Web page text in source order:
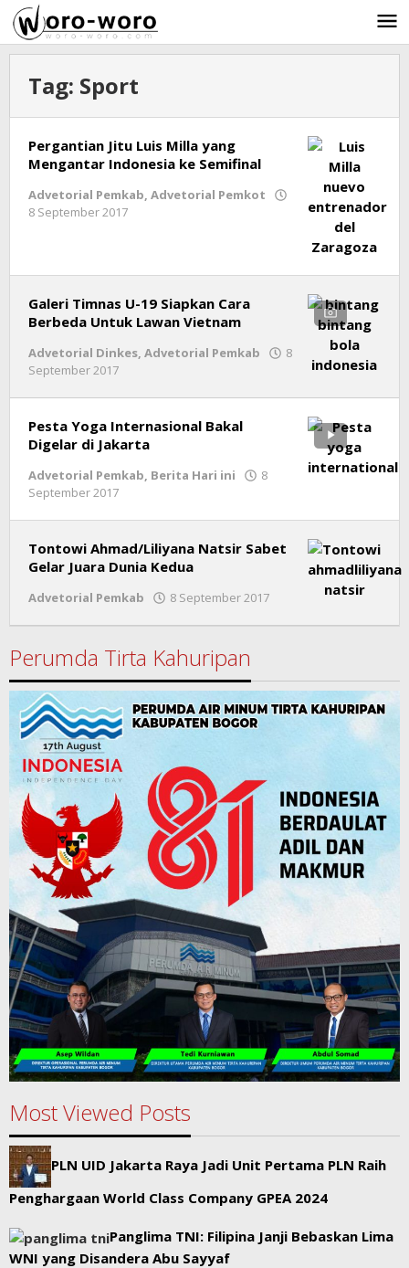
Skip
to
content
Tag: Sport
Pergantian Jitu Luis Milla yang
Mengantar Indonesia ke Semifinal
Advetorial Pemkab, Advetorial Pemkot
8 September 2017
Galeri Timnas U-19 Siapkan Cara
Berbeda Untuk Lawan Vietnam
Advetorial Dinkes, Advetorial Pemkab
8
September 2017
Pesta Yoga Internasional Bakal
Digelar di Jakarta
Advetorial Pemkab, Berita Hari ini
8
September 2017
Tontowi Ahmad/Liliyana Natsir Sabet
Gelar Juara Dunia Kedua
Advetorial Pemkab 8 September 2017
Perumda Tirta Kahuripan
Most Viewed Posts
PLN UID Jakarta Raya Jadi Unit Pertama PLN Raih
Penghargaan World Class Company GPEA 2024
Panglima TNI: Filipina Janji Bebaskan Lima
WNI yang Disandera Abu Sayyaf